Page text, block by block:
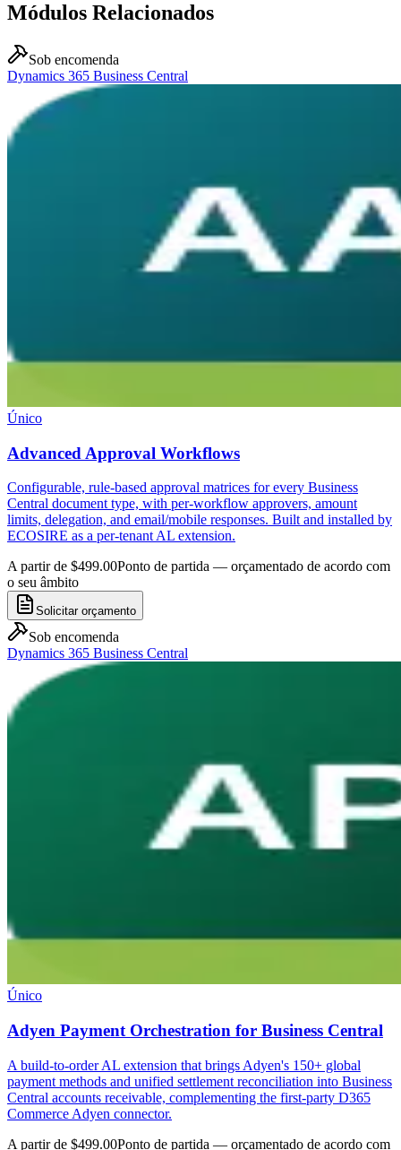
Módulos Relacionados
Sob encomenda
Dynamics 365 Business Central
Único
Advanced Approval Workflows
Configurable, rule-based approval matrices for every Business
Central document type, with per-workflow approvers, amount
limits, delegation, and email/mobile responses. Built and installed by
ECOSIRE as a per-tenant AL extension.
A partir de $499.00Ponto de partida — orçamentado de acordo com
o seu âmbito
Solicitar orçamento
Sob encomenda
Dynamics 365 Business Central
Único
Adyen Payment Orchestration for Business Central
A build-to-order AL extension that brings Adyen's 150+ global
payment methods and unified settlement reconciliation into Business
Central accounts receivable, complementing the first-party D365
Commerce Adyen connector.
A partir de $499.00Ponto de partida — orçamentado de acordo com